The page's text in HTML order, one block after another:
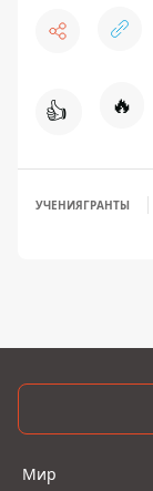
👍 🔥
УЧЕНИЯГРАНТЫ
Мир